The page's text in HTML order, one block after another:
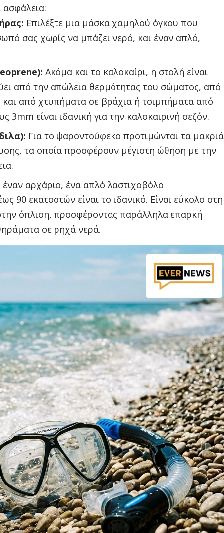
Επιλέξτε μια μάσκα χαμηλού όγκου που
σας χωρίς να μπάζει νερό, και έναν απλό,
Ακόμα και το καλοκαίρι, η στολή είναι
από την απώλεια θερμότητας του σώματος, από
και από χτυπήματα σε βράχια ή τσιμπήματα από
3mm είναι ιδανική για την καλοκαιρινή σεζόν.
Για το ψαροντούφεκο προτιμώνται τα μακριά
τα οποία προσφέρουν μέγιστη ώθηση με την
έναν αρχάριο, ένα απλό λαστιχοβόλο
90 εκατοστών είναι το ιδανικό. Είναι εύκολο στη
όπλιση, προσφέροντας παράλληλα επαρκή
σε ρηχά νερά.